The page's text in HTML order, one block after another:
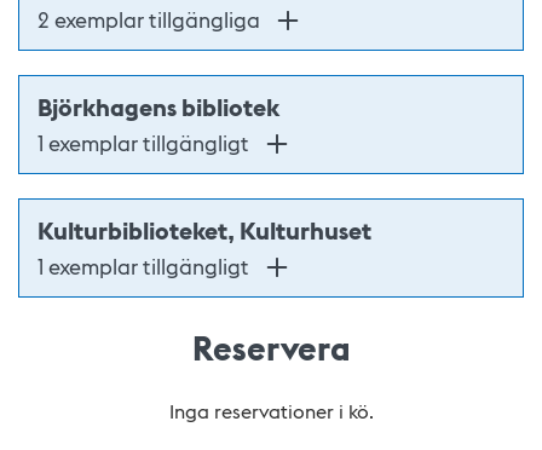
2 exemplar tillgängliga
Björkhagens bibliotek
1 exemplar tillgängligt
Kulturbiblioteket, Kulturhuset
1 exemplar tillgängligt
Reservera
Inga reservationer i kö.